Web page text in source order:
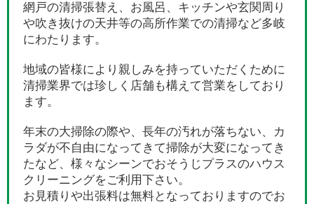
網戸の清掃張替え、お風呂、キッチンや玄関周り
や吹き抜けの天井等の高所作業での清掃など多岐
にわたります。
地域の皆様により親しみを持っていただくために
清掃業界では珍しく店舗も構えて営業をしており
ます。
年末の大掃除の際や、長年の汚れが落ちない、カ
ラダが不自由になってきて掃除が大変になってき
たなど、様々なシーンでおそうじプラスのハウス
クリーニングをご利用下さい。
お見積りや出張料は無料となっておりますのでお